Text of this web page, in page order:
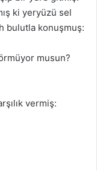
ki yeryüzü sel
bulutla konuşmuş:
musun?
vermiş: